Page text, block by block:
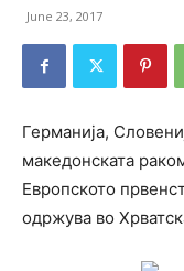
June 23, 2017
Германија,
македонската
Европското
одржува во